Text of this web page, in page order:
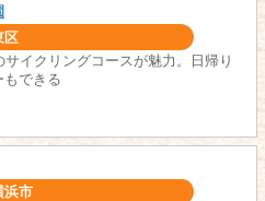
区
サイクリングコースが魅力。日帰り
もできる
浜市